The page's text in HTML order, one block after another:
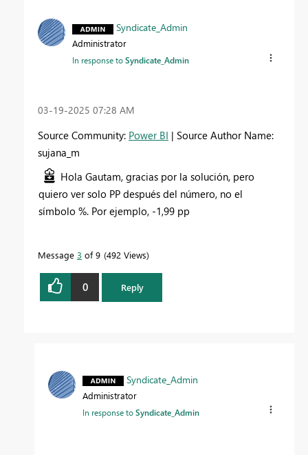
Syndicate_Admin
Administrator
In response toSyndicate_Admin
‎03-19-2025 07:28 AM
Source Community: Power BI | Source Author Name:
sujana_m
Hola Gautam, gracias por la solución, pero
quiero ver solo PP después del número, no el
símbolo %. Por ejemplo, -1,99 pp
Message 3 of 9 492 Views
0 Reply
Syndicate_Admin
Administrator
In response toSyndicate_Admin